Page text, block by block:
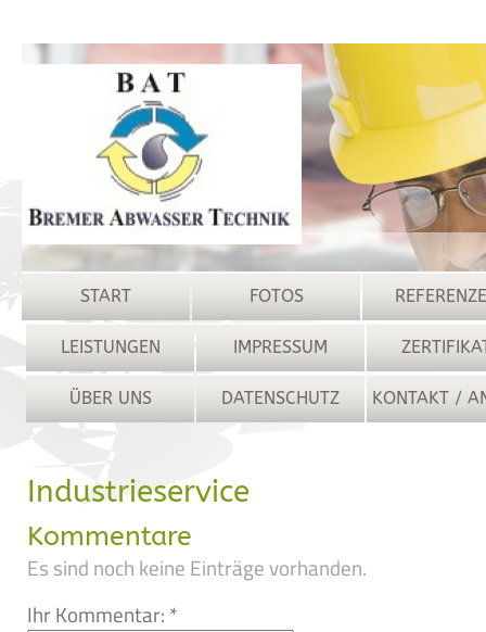
START FOTOS
LEISTUNGEN IMPRESSUM
ÜBER UNS DATENSCHUTZ KONTAKT /
Industrieservice
Kommentare
Es sind noch keine Einträge vorhanden.
Ihr Kommentar: *